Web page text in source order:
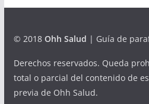
© 2018 Ohh Salud | Guía de
Derechos reservados. Queda
total o parcial del contenido de
previa de Ohh Salud.